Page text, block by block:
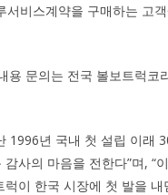
서비스계약을 구매하는 고
용 문의는 전국 볼보트럭
1996년 국내 첫 설립 이래
사의 마음을 전한다”며,
이 한국 시장에 첫 발을